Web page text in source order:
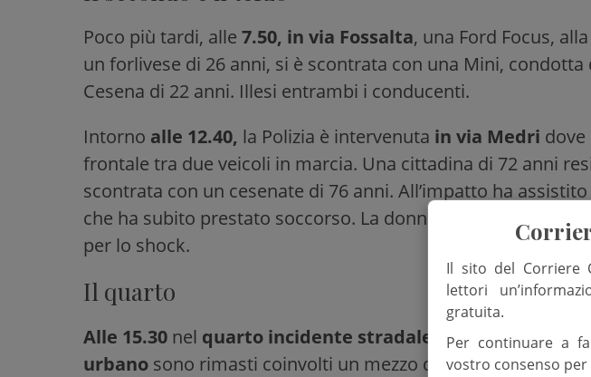
Poco più tardi, alle 7.50, in via Fossalta, una Ford Focus,
un forlivese di 26 anni, si è scontrata con una Mini, condotta
Cesena di 22 anni. Illesi entrambi i conducenti.
Intorno alle 12.40, la Polizia è intervenuta in via Medri dove
frontale tra due veicoli in marcia. Una cittadina di 72 anni
scontrata con un cesenate di 76 anni. All’impatto ha
che ha subito prestato soccorso. La donna è stata condotta
per lo shock.
Il quarto
Alle 15.30 nel quarto incidente stradale rilevato in
urbano sono rimasti coinvolti un mezzo del trasporto
Il sito del Corriere
lettori
gratuita.
Per continuare a
vostro consenso per